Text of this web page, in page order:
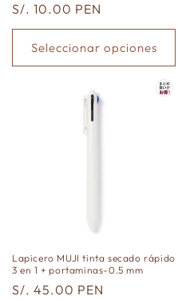
Precio
habitual
S/. 10.00 PEN
Seleccionar opciones
Lapicero MUJI tinta secado rápido
3 en 1 + portaminas-0.5 mm
Precio
S/. 45.00 PEN